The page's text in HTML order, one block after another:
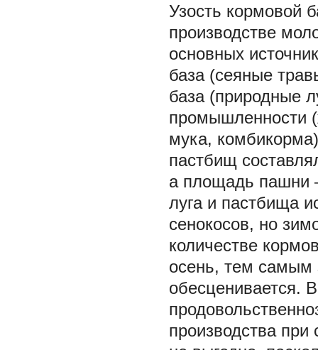
Узость кормовой
производстве
основных
база (сеяные
база (природные
промышленности
мука,
пастбищ
а площадь пашни
луга и пастбища
сенокосов, но
количестве
осень, тем самым
обесценивается.
производства при